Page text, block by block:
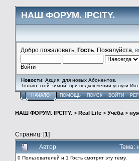
НАШ ФОРУМ. IPCITY.
Добро пожаловать, Гость . Пожалуйста,
Войти
Новости: Акция: для новых Абонентов.
Только этой зимой, при подключении услуги
НАЧАЛО ПОМОЩЬ ПОИСК ВОЙТИ
НАШ ФОРУМ. IPCITY. > Real Life > Учёба >
Страниц: [1]
Автор Тема:
0 Пользователей и 1 Гость смотрят эту тему.